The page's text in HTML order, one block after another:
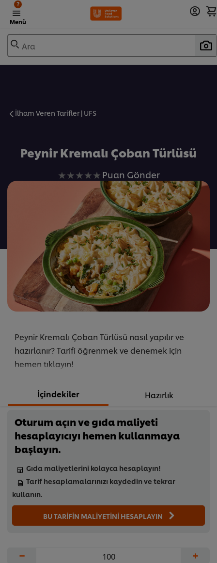
Menü
?
Ara
İlham Veren Tarifler | UFS
Peynir Kremalı Çoban Türlüsü
Bu
recipe
için
değerlendirme
gönderilmedi
Puan Gönder
Peynir Kremalı Çoban Türlüsü nasıl yapılır ve
hazırlanır? Tarifi öğrenmek ve denemek için
hemen tıklayın!
İçindekiler Hazırlık
Oturum açın ve gıda maliyeti
hesaplayıcıyı hemen kullanmaya
başlayın.
Gıda maliyetlerini kolayca hesaplayın!
Tarif hesaplamalarınızı kaydedin ve tekrar
kullanın.
BU TARİFİN MALİYETİNİ HESAPLAYIN
− +